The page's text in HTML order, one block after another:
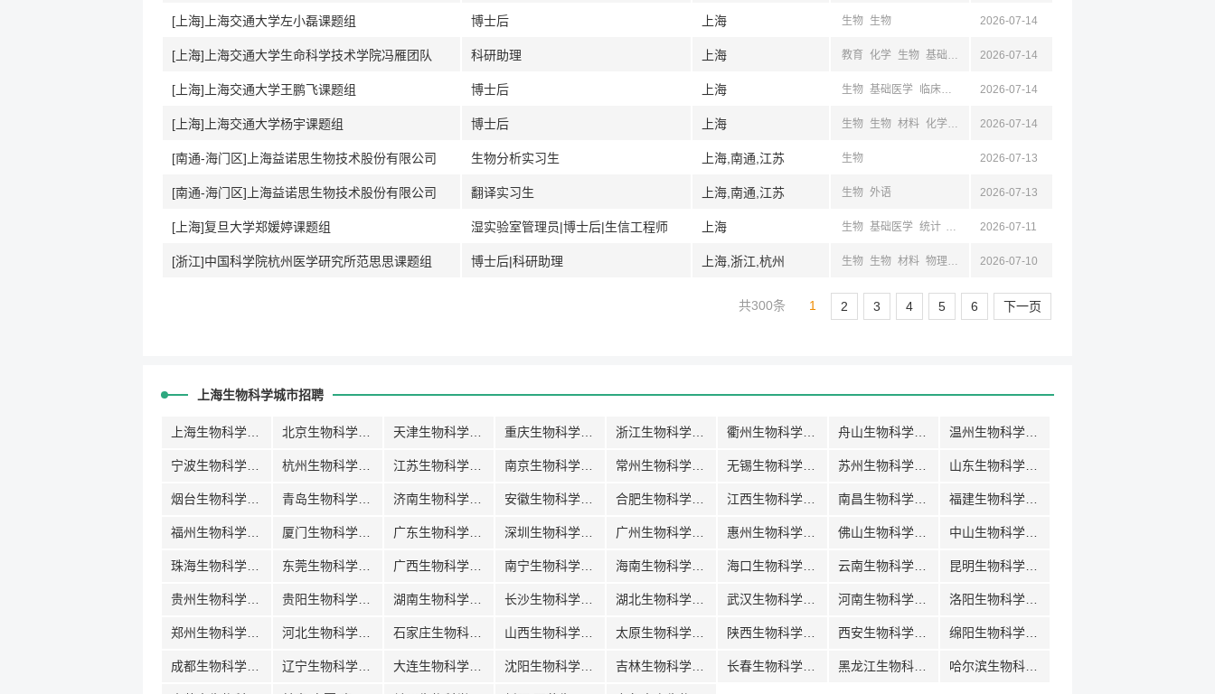
[上海]上海交通大学左小磊课题组 博士后 上海 生物 生物 2026-07-14
[上海]上海交通大学生命科学技术学院冯雁团队 科研助理 上海 教育 化学 生物 基础医学 2026-07-14
[上海]上海交通大学王鹏飞课题组 博士后 上海 生物 基础医学 临床医学 材料 化学
2026-07-14
[上海]上海交通大学杨宇课题组 博士后 上海 生物 生物 材料 化学 基础医学2026-07-14
[南通-海门区]上海益诺思生物技术股份有限公司 生物分析实习生 上海,南通,江苏 生物 2026-07-13
[南通-海门区]上海益诺思生物技术股份有限公司 翻译实习生 上海,南通,江苏 生物 外语 2026-07-13
[上海]复旦大学郑媛婷课题组 湿实验室管理员|博士后|生信工程师 上海 生物 基础医学 统计 计算机 2026-07-11
[浙江]中国科学院杭州医学研究所范思思课题组 博士后|科研助理 上海,浙江,杭州 生物 生物 材料 物理 化学 基础医学
2026-07-10
共300条 1 2 3 4 5 6 下一页
上海生物科学城市招聘